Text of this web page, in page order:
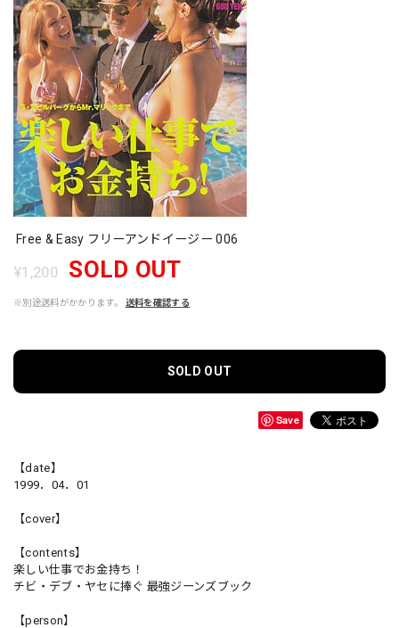
Free & Easy フリーアンドイージー 006
¥1,200 SOLD OUT
※別途送料がかかります。 送料を確認する
SOLD OUT
Save
【date】
1999．04．01
【cover】
【contents】
楽しい仕事でお金持ち！
チビ・デブ・ヤセに捧ぐ 最強ジーンズブック
【person】